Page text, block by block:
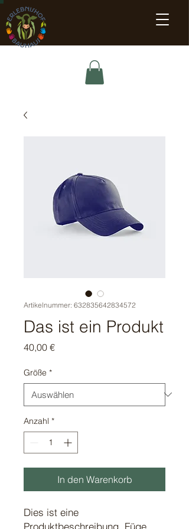
Artikelnummer: 632835642834572
Das ist ein Produkt
40,00 €Preis
Größe *
Anzahl *
In den Warenkorb
Dies ist eine
Produktbeschreibung. Füge